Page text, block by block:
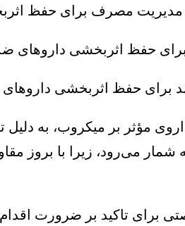
مؤثر بر میکروب، به دلیل
می‌رود، زیرا با بروز
برای تاکید بر ضرورت